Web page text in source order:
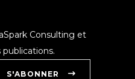
Consulting et
S'ABONNER